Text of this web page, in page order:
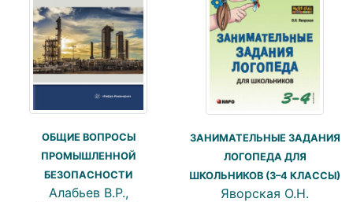
ОБЩИЕ ВОПРОСЫ
ПРОМЫШЛЕННОЙ
БЕЗОПАСНОСТИ
Алабьев В.Р.,
ЗАНИМАТЕЛЬНЫЕ ЗАДАНИЯ
ЛОГОПЕДА ДЛЯ
ШКОЛЬНИКОВ (3–4 КЛАССЫ)
Яворская О.Н.